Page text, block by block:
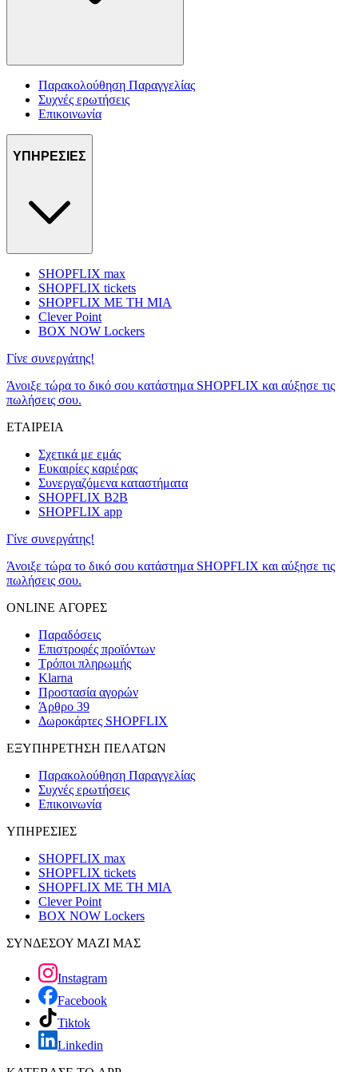
Παρακολούθηση Παραγγελίας
Συχνές ερωτήσεις
Επικοινωνία
ΥΠΗΡΕΣΙΕΣ
SHOPFLIX max
SHOPFLIX tickets
SHOPFLIX ΜΕ ΤΗ ΜΙΑ
Clever Point
BOX NOW Lockers
Γίνε συνεργάτης!
Άνοιξε τώρα το δικό σου κατάστημα SHOPFLIX και αύξησε τις
πωλήσεις σου.
ΕΤΑΙΡΕΙΑ
Σχετικά με εμάς
Ευκαιρίες καριέρας
Συνεργαζόμενα καταστήματα
SHOPFLIX B2B
SHOPFLIX app
Γίνε συνεργάτης!
Άνοιξε τώρα το δικό σου κατάστημα SHOPFLIX και αύξησε τις
πωλήσεις σου.
ONLINE ΑΓΟΡΕΣ
Παραδόσεις
Επιστροφές προϊόντων
Τρόποι πληρωμής
Klarna
Προστασία αγορών
Άρθρο 39
Δωροκάρτες SHOPFLIX
ΕΞΥΠΗΡΕΤΗΣΗ ΠΕΛΑΤΩΝ
Παρακολούθηση Παραγγελίας
Συχνές ερωτήσεις
Επικοινωνία
ΥΠΗΡΕΣΙΕΣ
SHOPFLIX max
SHOPFLIX tickets
SHOPFLIX ΜΕ ΤΗ ΜΙΑ
Clever Point
BOX NOW Lockers
ΣΥΝΔΕΣΟΥ ΜΑΖΙ ΜΑΣ
Instagram
Facebook
Tiktok
Linkedin